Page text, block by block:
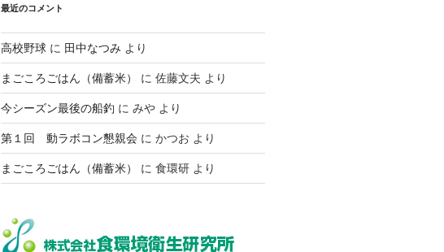
ブ
最近のコメント
高校野球に 田中なつみ より
まごころごはん（備蓄米） に 佐藤文夫 より
今シーズン最後の船釣 に みやより
第１回 動ラボコン懇親会に かつお より
まごころごはん（備蓄米） に 食環研より